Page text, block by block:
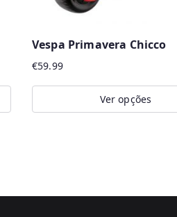
Vespa Primavera Chicco
€59.99
Ver opções
variants.